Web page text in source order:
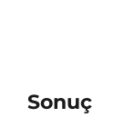
Sonuç